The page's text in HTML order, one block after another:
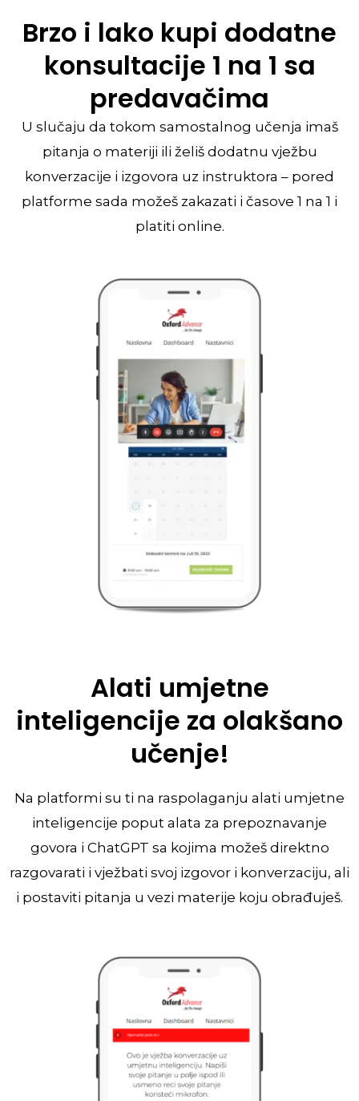
Brzo i lako kupi dodatne
konsultacije 1 na 1 sa
predavačima
U slučaju da tokom samostalnog učenja imaš
pitanja o materiji ili želiš dodatnu vježbu
konverzacije i izgovora uz instruktora – pored
platforme sada možeš zakazati i časove 1 na 1 i
platiti online.
Alati umjetne
inteligencije za olakšano
učenje!
Na platformi su ti na raspolaganju alati umjetne
inteligencije poput alata za prepoznavanje
govora i ChatGPT sa kojima možeš direktno
razgovarati i vježbati svoj izgovor i konverzaciju, ali
i postaviti pitanja u vezi materije koju obrađuješ.